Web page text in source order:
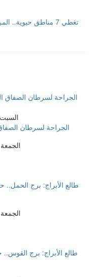
تغطي 7 مناطق
السبت 02 أغسطس 2025 02:17 مساءً
الجراحة لسرطان
الجمعة 01 أغسطس 2025 12:42 صباحاً
الجمعة 01 أغسطس 2025 12:42 صباحاً